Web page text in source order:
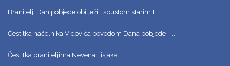
Branitelji Dan pobjede obilježili spustom starim t ...
Čestitka načelnika Vidovića povodom Dana pobjede i ...
Čestitka braniteljima Nevena Lisjaka